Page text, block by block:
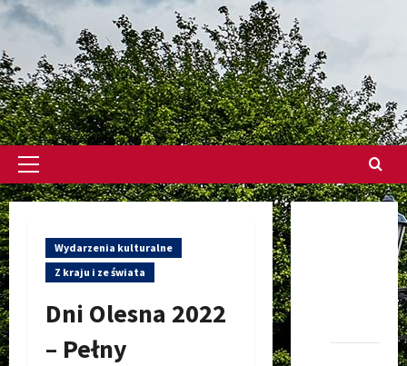
Menu
główne
Wydarzenia kulturalne
Z kraju i ze świata
Dni Olesna 2022
– Pełny
Facebook-